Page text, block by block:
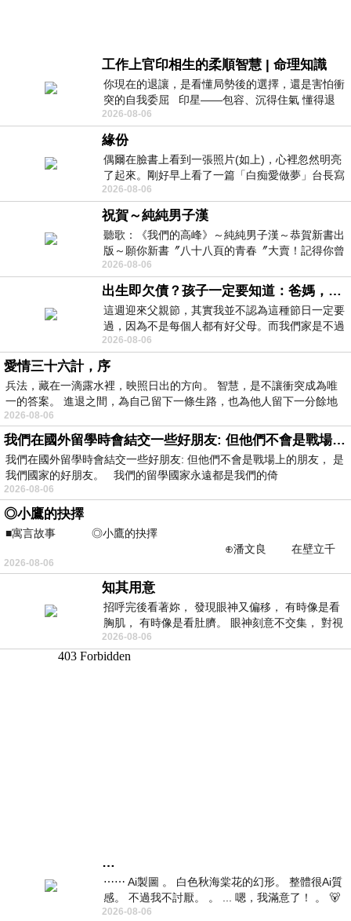
工作上官印相生的柔順智慧 | 命理知識
你現在的退讓，是看懂局勢後的選擇，還是害怕衝
突的自我委屈 印星——包容、沉得住氣 懂得退
一步觀察，不會
2026-08-06
緣份
偶爾在臉書上看到一張照片(如上)，心裡忽然明亮
了起來。剛好早上看了一篇「白痴愛做夢」台長寫
的貼文，在回顧年輕時瘋狂愛上
2026-08-06
祝賀～純純男子漢
聽歌：《我們的高峰》～純純男子漢～恭賀新書出
版～願你新書〞八十八頁的青春〞大賣！記得你曾
經在我的版留言…「好讚的圖^^感覺大家
2026-08-06
出生即欠債？孩子一定要知道：爸媽，其實我不欠你們
這週迎來父親節，其實我並不認為這種節日一定要
過，因為不是每個人都有好父母。而我們家是不過
節的，平時也沒什麼儀式感，生活趨近冷
2026-08-06
愛情三十六計，序
兵法，藏在一滴露水裡，映照日出的方向。 智慧，是不讓衝突成為唯
一的答案。 進退之間，為自己留下一條生路，也為他人留下一分餘地
2026-08-06
我們在國外留學時會結交一些好朋友: 但他們不會是戰場上的朋友
我們在國外留學時會結交一些好朋友: 但他們不會是戰場上的朋友， 是
我們國家的好朋友。 我們的留學國家永遠都是我們的倚
2026-08-06
◎小鷹的抉擇
■寓言故事 ◎小鷹的抉擇
⊕潘文良 在壁立千
仞的懸崖上，有一座遮天蔽
2026-08-06
知其用意
招呼完後看著妳， 發現眼神又偏移， 有時像是看
胸肌， 有時像是看肚臍。 眼神刻意不交集， 對視
視線不對齊， 讓我很難不
2026-08-06
…
⋯⋯ Ai製圖 。 白色秋海棠花的幻形。 整體很Ai質
感。 不過我不討厭。 。 ... 嗯，我滿意了！ 。 🐻
昨中
2026-08-06